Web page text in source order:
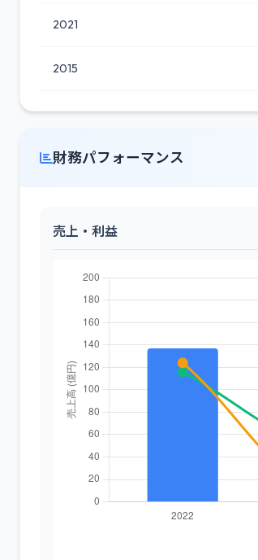
2021
2015
財務パフォーマンス
売上・利益